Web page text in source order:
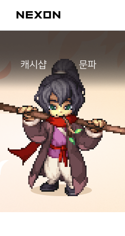
캐시샵 문파